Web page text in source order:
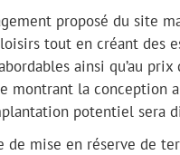
proposé du site
tout en créant des
ainsi qu’au prix
montrant la conception
potentiel sera
de mise en réserve de